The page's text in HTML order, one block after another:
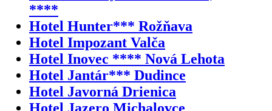
****
Hotel Hunter*** Rožňava
Hotel Impozant Valča
Hotel Inovec **** Nová Lehota
Hotel Jantár*** Dudince
Hotel Javorná Drienica